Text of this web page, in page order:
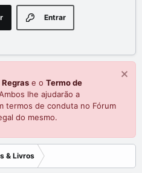
Entrar
Regras e o Termo de
lhe ajudarão a
termos de conduta no Fórum
do mesmo.
& Livros